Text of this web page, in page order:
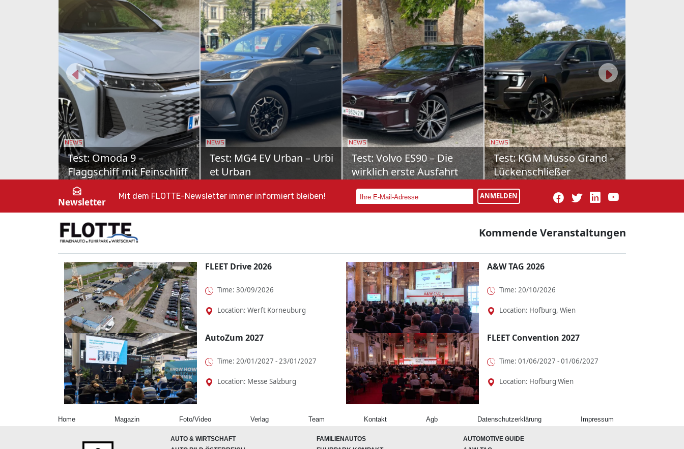
NEWS
Skoda Octavia Combi im
Test
nicht sein. Als Sportline mit MHD-
Benziner zeigt dieser Škoda Octavia,
NEWS
Toyota bZ4X Touring: Der
Kombi neuer Schule
Fahrt auf – und mit ihr die Familie
NEWS
Schon gefahren: Mercedes
VLE
bis zu acht Personen und Business-
Class-Komfort: Der neue Mercedes
NEWS
Schon gefahren: Farizon
V7E
Tochter Farizon nun den V7E nach
Österreich. Vollelektrisch natürlich,
Newsletter
Mit dem FLOTTE-Newsletter immer informiert bleiben! ANMELDEN
Kommende Veranstaltungen
FLEET Drive 2026
Time: 30/09/2026
Location: Werft Korneuburg
A&W TAG 2026
Time: 20/10/2026
Location: Hofburg, Wien
AutoZum 2027
Time: 20/01/2027 - 23/01/2027
Location: Messe Salzburg
FLEET Convention 2027
Time: 01/06/2027 - 01/06/2027
Location: Hofburg Wien
Home Magazin Foto/Video Verlag Team Kontakt Agb Datenschutzerklärung Impressum
AUTO & WIRTSCHAFT FAMILIENAUTOS
AUTOMOTIVE GUIDE